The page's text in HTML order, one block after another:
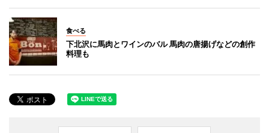
食べる
下北沢に馬肉とワインのバル 馬肉の唐揚げなどの創作
料理も